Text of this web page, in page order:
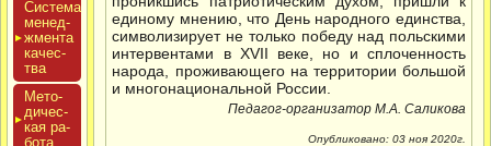
Сис­те­ма
ме­нед­
жмен­та
ка­чес­
тва
Мето­
дичес­
кая ра­
бота
единому мнению, что День народного единства,
символизирует не только победу над польскими
интервентами в XVII веке, но и сплоченность
народа, проживающего на территории большой
и многонациональной России.
Педагог-организатор М.А. Саликова
Опубликовано: 03 ноя 2020г.